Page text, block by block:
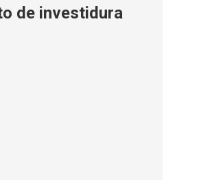
de investidura